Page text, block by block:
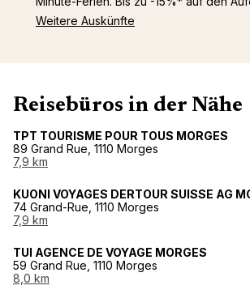
Weitere Auskünfte
Reisebüros in der Nähe
TPT TOURISME POUR TOUS MORGES
89 Grand Rue, 1110 Morges
7,9 km
KUONI VOYAGES DERTOUR SUISSE AG
74 Grand-Rue, 1110 Morges
7,9 km
TUI AGENCE DE VOYAGE MORGES
59 Grand Rue, 1110 Morges
8,0 km